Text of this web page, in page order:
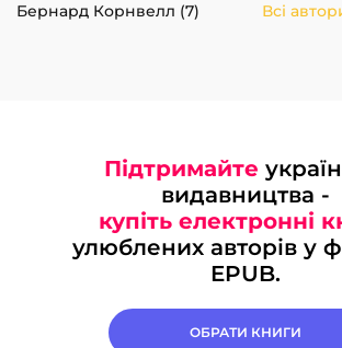
Бернард Корнвелл (7)
Всі
Підтримайте
видавництва -
купіть електронні
улюблених авторів у
EPUB.
ОБРАТИ КНИГИ